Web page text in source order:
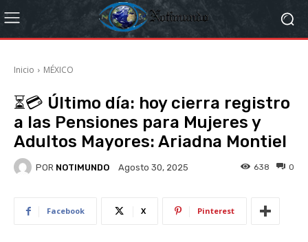
Inicio MÉXICO
⏳💳 Último día: hoy cierra registro
a las Pensiones para Mujeres y
Adultos Mayores: Ariadna Montiel
POR NOTIMUNDO Agosto 30, 2025 0
638
Facebook X Pinterest